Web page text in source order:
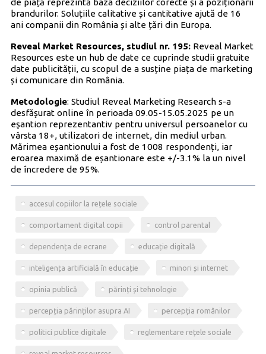
brandurilor. Soluțiile calitative și cantitative ajută de 16
ani companii din România și alte țări din Europa.
Reveal Market Resources, studiul nr. 195: Reveal Market
Resources este un hub de date ce cuprinde studii gratuite
date publicității, cu scopul de a susține piața de marketing
și comunicare din România.
Metodologie: Studiul Reveal Marketing Research s-a
desfăşurat online în perioada 09.05-15.05.2025 pe un
eşantion reprezentantiv pentru universul persoanelor cu
vârsta 18+, utilizatori de internet, din mediul urban.
Mărimea eșantionului a fost de 1008 respondenți, iar
eroarea maximă de eșantionare este +/-3.1% la un nivel
de încredere de 95%.
accesul copiilor la rețele sociale
comportament digital copii control parental
dependența de ecrane educație digitală
inteligența artificială în educație minori și internet
opinia publică părinți și tehnologie
percepția părinților asupra AI percepția românilor
politici publice digitale reglementare rețele sociale